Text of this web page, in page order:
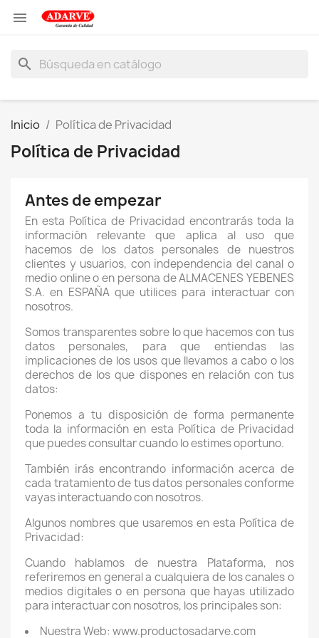

search
Inicio Política de Privacidad
Política de Privacidad
Antes de empezar
En esta Política de Privacidad encontrarás toda la
información relevante que aplica al uso que
hacemos de los datos personales de nuestros
clientes y usuarios, con independencia del canal o
medio online o en persona de ALMACENES YEBENES
S.A. en ESPAÑA que utilices para interactuar con
nosotros.
Somos transparentes sobre lo que hacemos con tus
datos personales, para que entiendas las
implicaciones de los usos que llevamos a cabo o los
derechos de los que dispones en relación con tus
datos:
Ponemos a tu disposición de forma permanente
toda la información en esta Política de Privacidad
que puedes consultar cuando lo estimes oportuno.
También irás encontrando información acerca de
cada tratamiento de tus datos personales conforme
vayas interactuando con nosotros.
Algunos nombres que usaremos en esta Política de
Privacidad:
Cuando hablamos de nuestra Plataforma, nos
referiremos en general a cualquiera de los canales o
medios digitales o en persona que hayas utilizado
para interactuar con nosotros, los principales son:
Nuestra Web: www.productosadarve.com